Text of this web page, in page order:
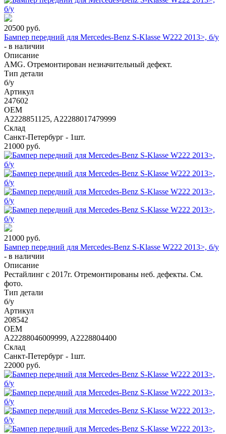
20500 руб.
Бампер передний для Mercedes-Benz S-Klasse W222 2013>, б/у
- в наличии
Описание
AMG. Отремонтирован незначительный дефект.
Тип детали
б/у
Артикул
247602
OEM
A2228851125, A22288017479999
Склад
Санкт-Петербург - 1шт.
21000 руб.
21000 руб.
Бампер передний для Mercedes-Benz S-Klasse W222 2013>, б/у
- в наличии
Описание
Рестайлинг с 2017г. Отремонтированы неб. дефекты. См.
фото.
Тип детали
б/у
Артикул
208542
OEM
A22288046009999, A2228804400
Склад
Санкт-Петербург - 1шт.
22000 руб.